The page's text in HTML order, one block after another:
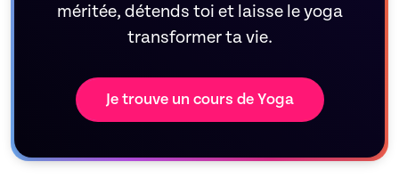
méritée, détends toi et laisse le yoga
transformer ta vie.
Je trouve un cours de Yoga